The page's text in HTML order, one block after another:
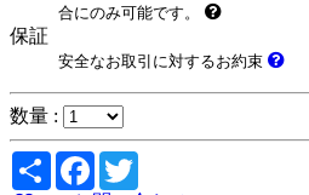
合にのみ可能です。
保証
安全なお取引に対するお約束
数量 :
Share Facebook